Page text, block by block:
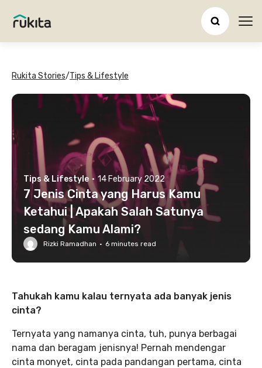
Rukita Stories/Tips & Lifestyle
Tips & Lifestyle · 14 February 2022
7 Jenis Cinta yang Harus Kamu
Ketahui | Apakah Salah Satunya
sedang Kamu Alami?
Rizki Ramadhan · 6 minutes read
Tahukah kamu kalau ternyata ada banyak jenis
cinta?
Ternyata yang namanya cinta, tuh, punya berbagai
nama dan beragam jenisnya! Pernah mendengar
cinta monyet, cinta pada pandangan pertama, cinta